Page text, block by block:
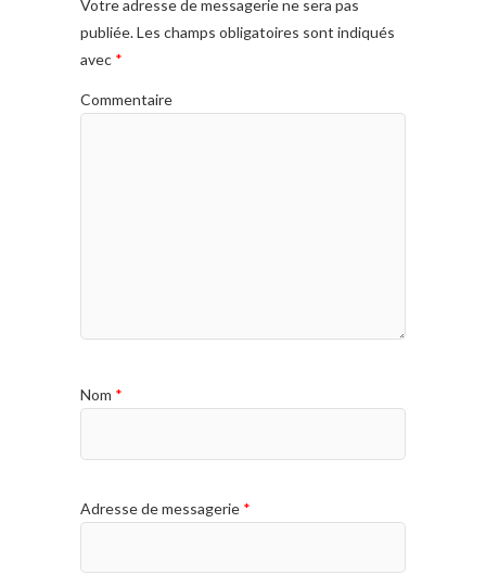
Votre adresse de messagerie ne sera pas
publiée.Les champs obligatoires sont indiqués
avec *
Commentaire
Nom *
Adresse de messagerie *